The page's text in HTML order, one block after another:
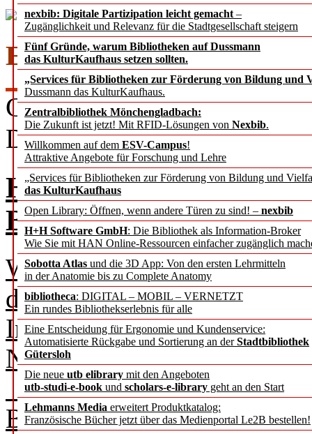
nexbib: Digitale Partizipation leicht gemacht –
Zugänglichkeit und Relevanz für die Stadtgesellschaft steigern
Fünf Gründe, warum Bibliotheken auf Dussmann
das KulturKaufhaus setzen sollten.
„Services für Bibliotheken zur Förderung von Bildung und
Dussmann das KulturKaufhaus.
Zentralbibliothek Mönchengladbach:
Die Zukunft ist jetzt! Mit RFID-Lösungen von Nexbib.
Willkommen auf dem ESV-Campus!
Attraktive Angebote für Forschung und Lehre
„Services für Bibliotheken zur Förderung von Bildung und
das KulturKaufhaus
Open Library: Öffnen, wenn andere Türen zu sind! – nexbib
H+H Software GmbH: Die Bibliothek als Information-Broker
Wie Sie mit HAN Online-Ressourcen einfacher zugänglich
Sobotta Atlas und die 3D App: Von den ersten Lehrmitteln
in der Anatomie bis zu Complete Anatomy
bibliotheca: DIGITAL – MOBIL – VERNETZT
Ein rundes Bibliothekserlebnis für alle
Eine Entscheidung für Ergonomie und Kundenservice:
Automatisierte Rückgabe und Sortierung an derStadtbibliothek
Gütersloh
Die neue utb elibrary mit den Angeboten
utb-studi-e-book und scholars-e-library geht an den Start
Lehmanns Media erweitert Produktkatalog:
Französische Bücher jetzt über das Medienportal Le2B bestellen!
EDITORIAL
Chefredakteur Dr. Rafael
Direktor der ETH-
Herzlich Willkommen
Berlin
Was bedeutet Modernität
darauf fällt oft technisch
Intelligenz, Datenräume.
Nationalbibliothek setzt
In meinem
Baltina findet sich ein